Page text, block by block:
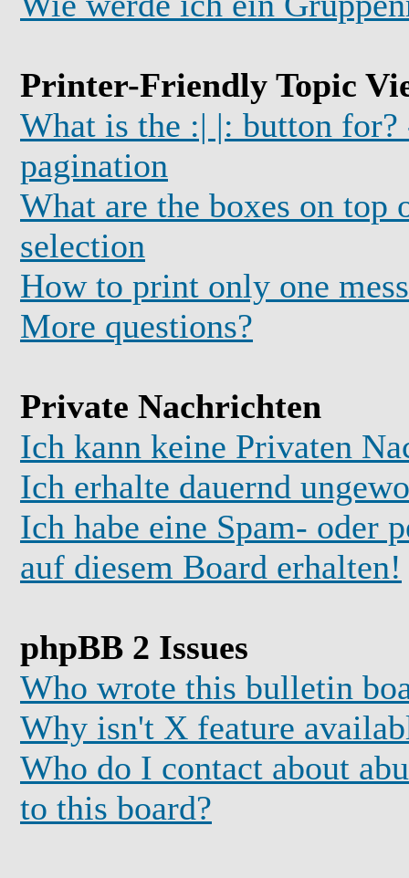
Printer-Friendly Topic
What is the :| |: button
pagination
What are the boxes on top
selection
How to print only one
More questions?
Private Nachrichten
Ich kann keine Privaten
Ich erhalte dauernd
Ich habe eine Spam- oder
auf diesem Board erhalten!
phpBB 2 Issues
Who wrote this bulletin
Why isn't X feature
Who do I contact about
to this board?